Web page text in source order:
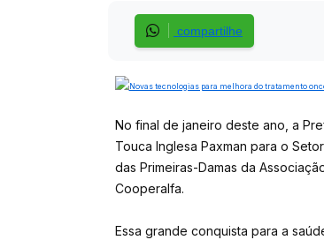
compartilhe
No final de janeiro deste ano, a
Touca Inglesa Paxman para o
das Primeiras-Damas da
Cooperalfa.
Essa grande conquista para a